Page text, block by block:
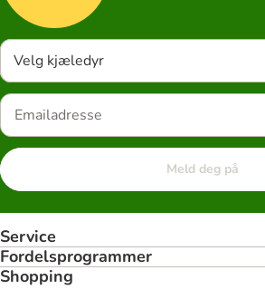
Velg kjæledyr
Meld deg på
Service
Fordelsprogrammer
Shopping